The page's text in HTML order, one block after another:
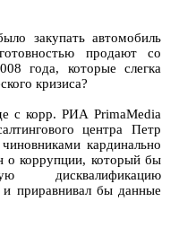
закупать автомобиль
продают со
года, которые слегка
кризиса?
с корр. РИА PrimaMedia
центра Петр
кардинально
о коррупции, который бы
дисквалификацию
приравнивал бы данные